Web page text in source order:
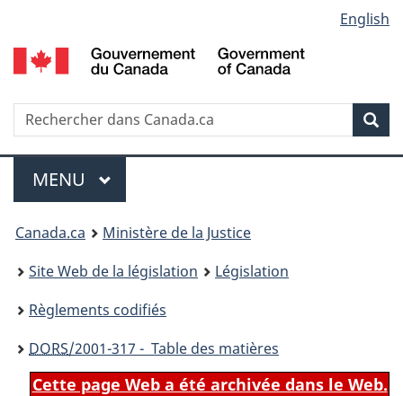
au
contenu
propos
de
la
HTML
simplifiée
selection
English
Recherche
Menu
MENU PRINCIPAL
You
are
here:
Canada.ca
Ministère de la Justice
Site Web de la législation
Législation
Règlements codifiés
DORS/2001-317 - Table des matières
Cette page Web a été archivée dans le Web.